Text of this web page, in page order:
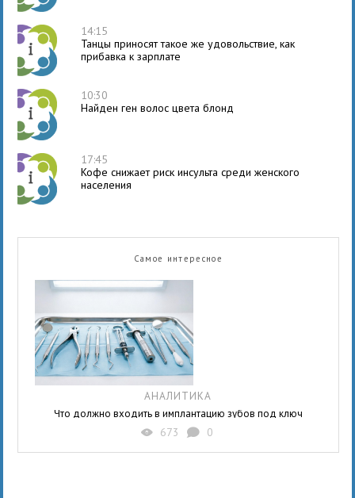
14:15
Танцы приносят такое же удовольствие, как
прибавка к зарплате
10:30
Найден ген волос цвета блонд
17:45
Кофе снижает риск инсульта среди женского
населения
Самое интересное
АНАЛИТИКА
Что должно входить в имплантацию зубов под ключ
X 673 K 0